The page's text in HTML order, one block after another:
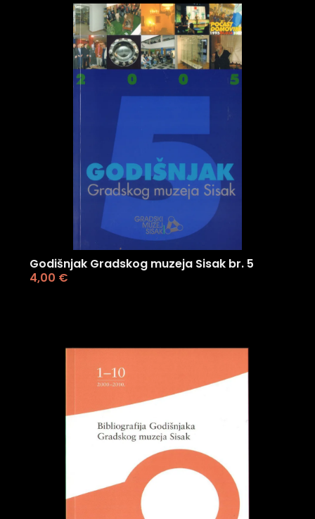
Godišnjak Gradskog muzeja Sisak br. 5
4,00 €